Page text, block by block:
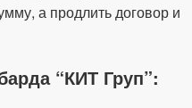
а продлить договор и
“КИТ Груп”: